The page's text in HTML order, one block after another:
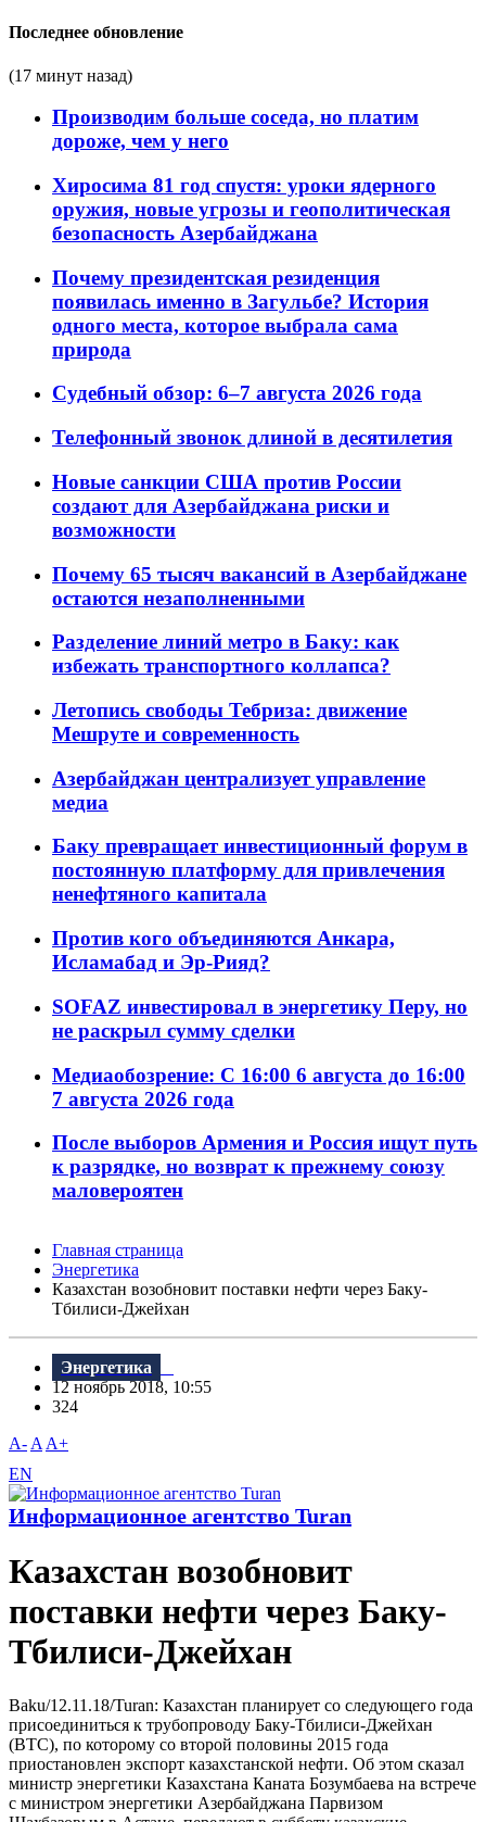
Последнее обновление
(17 минут назад)
Производим больше соседа, но платим
дороже, чем у него
Хиросима 81 год спустя: уроки ядерного
оружия, новые угрозы и геополитическая
безопасность Азербайджана
Почему президентская резиденция
появилась именно в Загульбе? История
одного места, которое выбрала сама
природа
Судебный обзор: 6–7 августа 2026 года
Телефонный звонок длиной в десятилетия
Новые санкции США против России
создают для Азербайджана риски и
возможности
Почему 65 тысяч вакансий в Азербайджане
остаются незаполненными
Разделение линий метро в Баку: как
избежать транспортного коллапса?
Летопись свободы Тебриза: движение
Мешруте и современность
Азербайджан централизует управление
медиа
Баку превращает инвестиционный форум в
постоянную платформу для привлечения
ненефтяного капитала
Против кого объединяются Анкара,
Исламабад и Эр-Рияд?
SOFAZ инвестировал в энергетику Перу, но
не раскрыл сумму сделки
Медиаобозрение: С 16:00 6 августа до 16:00
7 августа 2026 года
После выборов Армения и Россия ищут путь
к разрядке, но возврат к прежнему союзу
маловероятен
Главная страница
Энергетика
Казахстан возобновит поставки нефти через Баку-
Тбилиси-Джейхан
Энергетика
12 ноябрь 2018, 10:55
324
A- A A+
EN
Информационное агентство Turan
Казахстан возобновит
поставки нефти через Баку-
Тбилиси-Джейхан
Baku/12.11.18/Turan: Казахстан планирует со следующего года
присоединиться к трубопроводу Баку-Тбилиси-Джейхан
(BTC), по которому со второй половины 2015 года
приостановлен экспорт казахстанской нефти. Об этом сказал
министр энергетики Казахстана Каната Бозумбаева на встрече
с министром энергетики Азербайджана Парвизом